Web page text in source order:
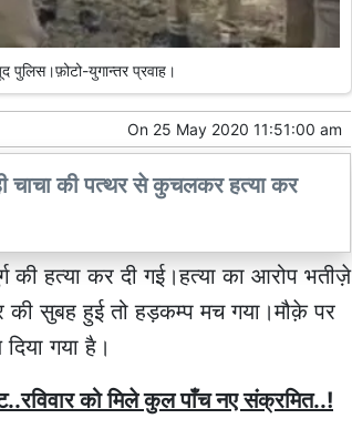
पुलिस।फ़ोटो-युगान्तर प्रवाह।
On 25 May 2020 11:51:00 am
चाचा की पत्थर से कुचलकर हत्या कर
की हत्या कर दी गई।हत्या का आरोप भतीज़े
की सुबह हुई तो हड़कम्प मच गया।मौक़े पर
गया है।
को मिले कुल पाँच नए संक्रमित..!